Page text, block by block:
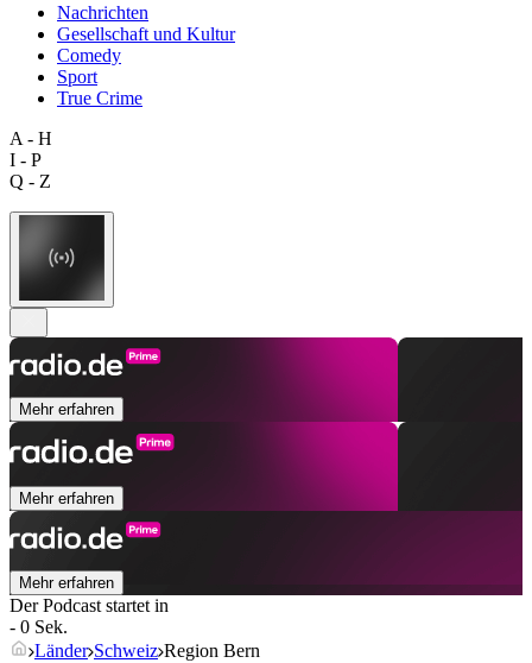
Nachrichten
Gesellschaft und Kultur
Comedy
Sport
True Crime
A - H
I - P
Q - Z
Mehr erfahren
Mehr erfahren
Mehr erfahren
Der Podcast startet in
- 0 Sek.
Länder Schweiz Region Bern